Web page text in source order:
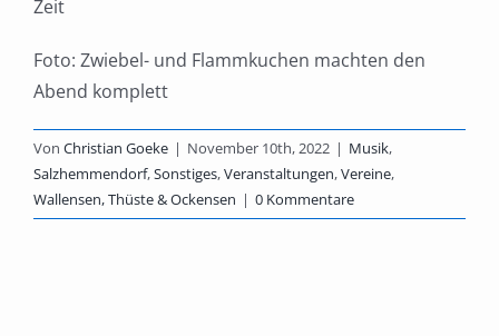
Zeit
Foto: Zwiebel- und Flammkuchen machten den
Abend komplett
Von Christian Goeke | November 10th, 2022 | Musik,
Salzhemmendorf,Sonstiges,Veranstaltungen,Vereine,
Wallensen, Thüste & Ockensen | 0 Kommentare